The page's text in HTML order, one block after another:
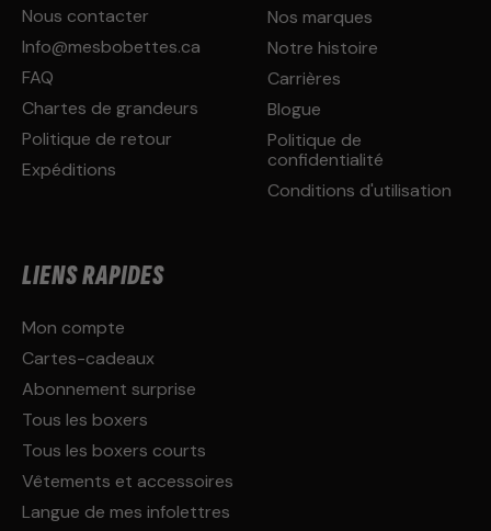
Nous contacter
Info@mesbobettes.ca
FAQ
Chartes de grandeurs
Politique de retour
Expéditions
Nos marques
Notre histoire
Carrières
Blogue
Politique de
confidentialité
Conditions d'utilisation
LIENS RAPIDES
Mon compte
Cartes-cadeaux
Abonnement surprise
Tous les boxers
Tous les boxers courts
Vêtements et accessoires
Langue de mes infolettres